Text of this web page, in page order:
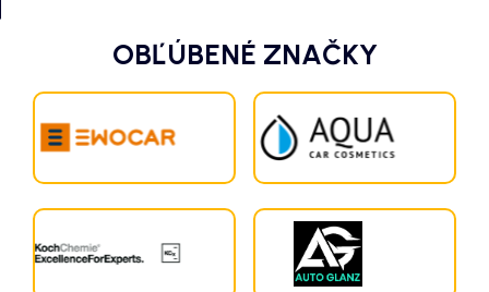
OBĽÚBENÉ ZNAČKY